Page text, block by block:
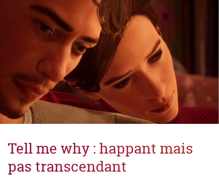
Tell me why : happant mais
pas transcendant